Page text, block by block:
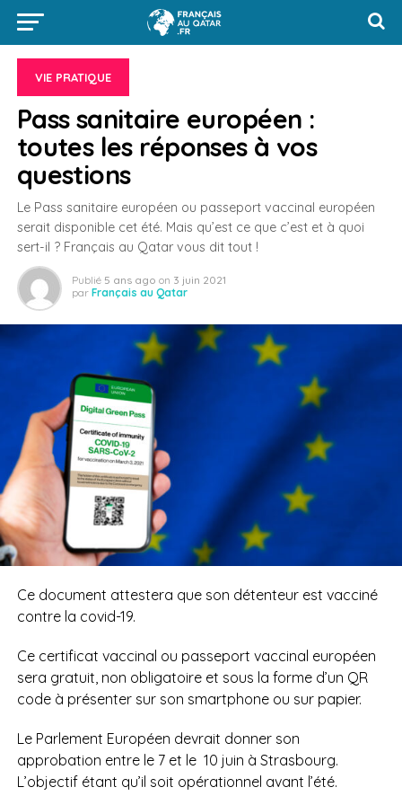
VIE PRATIQUE
Pass sanitaire européen :
toutes les réponses à vos
questions
Le Pass sanitaire européen ou passeport vaccinal européen
serait disponible cet été. Mais qu’est ce que c’est et à quoi
sert-il ? Français au Qatar vous dit tout !
Publié 5 ans ago on 3 juin 2021
par Français au Qatar
Ce document attestera que son détenteur est vacciné
contre la covid-19.
Ce certificat vaccinal ou passeport vaccinal européen
sera gratuit, non obligatoire et sous la forme d’un QR
code à présenter sur son smartphone ou sur papier.
Le Parlement Européen devrait donner son
approbation entre le 7 et le 10 juin à Strasbourg.
L’objectif étant qu’il soit opérationnel avant l’été.